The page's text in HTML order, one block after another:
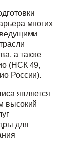
многих
а также
(НСК 49,
России).
является
высокий
для